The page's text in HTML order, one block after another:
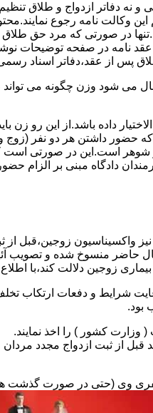
دفاتر ازدواج و طلاق
وکالت نامه رجوع
در صورتی که مرد حق
نامه در صفحه توضیحات
پس از عقد،دفاتر اسناد
شود وزن چگونه می تواند
داده باشد.از این رو زن
که حضور داشتن هر دو نفر
است.این در صورتی است
دادگاه مبنی بر الزام
حاضر منسوخ شده و تصویب
زوجین دلالت کند،با
شرایط و دفعات ارتکاب
بود.
ازدواج کما فی السابق مکلفند قبل از
وی (حتی در صورت گذشت